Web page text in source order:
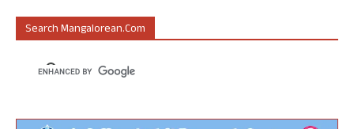
Search Mangalorean.com